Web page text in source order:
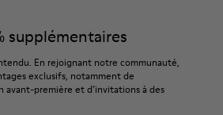
supplémentaires
En rejoignant notre communauté,
exclusifs, notamment de
avant-première et d’invitations à des